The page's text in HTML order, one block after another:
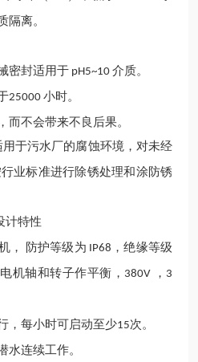
隔离。
密封适用于 pH5~10 介质。
25000 小时。
而不会带来不良后果。
用于污水厂的腐蚀环境，对未经
业标准进行除锈处理和涂防锈
计特性
，
防护等级为 IP68 ，绝缘等级
机轴和转子作平衡， 380V ， 3
，每小时可启动至少15次。
水连续工作。